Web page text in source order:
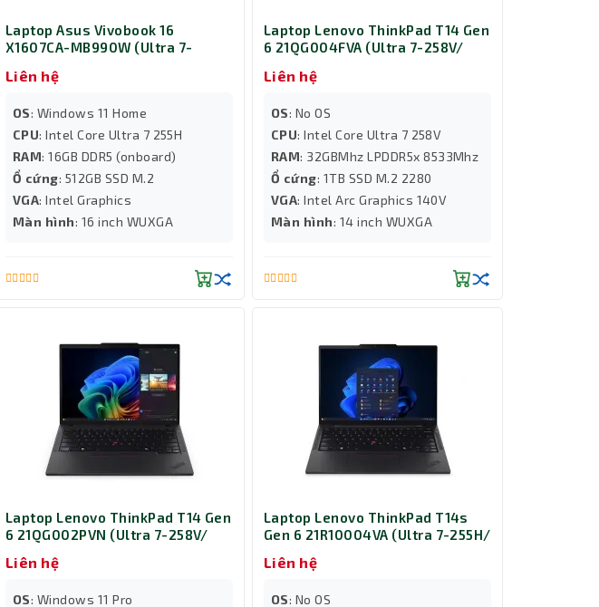
Laptop Asus Vivobook 16
X1607CA-MB990W (Ultra 7-
Windows 11 Home/ 2Y/ Bạc)
Liên hệ
OS: Windows 11 Home
CPU: Intel Core Ultra 7 255H
RAM: 16GB DDR5 (onboard)
Ổ cứng: 512GB SSD M.2
VGA: Intel Graphics
Màn hình: 16 inch WUXGA
Laptop Lenovo ThinkPad T14 Gen
6 21QG004FVA (Ultra 7-258V/
Liên hệ
OS: No OS
CPU: Intel Core Ultra 7 258V
RAM: 32GBMhz LPDDR5x 8533Mhz
Ổ cứng: 1TB SSD M.2 2280
VGA: Intel Arc Graphics 140V
Màn hình: 14 inch WUXGA
Laptop Lenovo ThinkPad T14 Gen
6 21QG002PVN (Ultra 7-258V/
Pro/ 3Y/ Đen)
Liên hệ
OS: Windows 11 Pro
Laptop Lenovo ThinkPad T14s
Gen 6 21R10004VA (Ultra 7-255H/
Liên hệ
OS: No OS